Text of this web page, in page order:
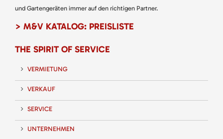
und Gartengeräten immer auf den richtigen Partner.
> M&V KATALOG: PREISLISTE
THE SPIRIT OF SERVICE
VERMIETUNG
VERKAUF
SERVICE
UNTERNEHMEN